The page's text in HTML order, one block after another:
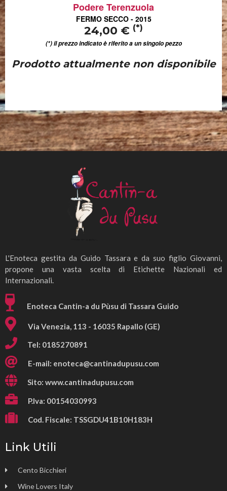
Podere Terenzuola
FERMO SECCO - 2015
24,00 € (*)
(*) il prezzo indicato è riferito a un singolo pezzo
Prodotto attualmente non disponibile
L'Enoteca gestita da Guido Tassara e da suo figlio Giovanni,
propone una vasta scelta di Etichette Nazionali ed
Internazionali.
Enoteca Cantin-a du Pùsu di Tassara Guido
Via Venezia, 113 - 16035 Rapallo (GE)
Tel: 0185270891
E-mail: enoteca@cantinadupusu.com
Sito: www.cantinadupusu.com
P.Iva: 00154030993
Cod. Fiscale: TSSGDU41B10H183H
Link Utili
Cento Bicchieri
Wine Lovers Italy